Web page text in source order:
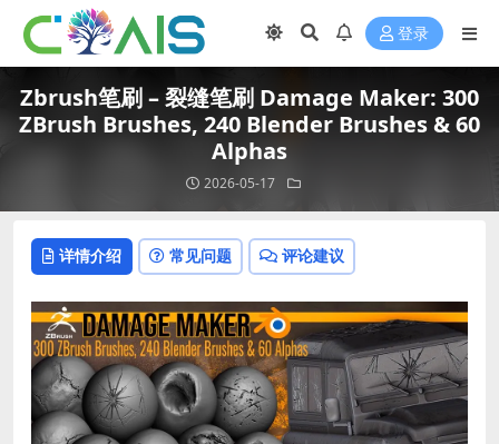
登录
Zbrush笔刷 – 裂缝笔刷 Damage Maker: 300
ZBrush Brushes, 240 Blender Brushes & 60
Alphas
2026-05-17
详情介绍 常见问题 评论建议